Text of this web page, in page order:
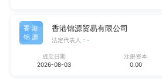
香港
锦源
香港锦源贸易有限公司
法定代表人： -
成立日期
2026-08-03
注册资本
0.00